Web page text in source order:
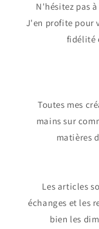
N'hésitez pas
J'en profite pour
fidélité
Toutes mes
mains sur
matières
Les articles
échanges et les
bien les